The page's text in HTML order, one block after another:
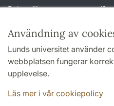
Användning av
Lunds universitet använder
webbplatsen fungerar
upplevelse.
Läs mer i vår cookiepolicy
Behandling av personuppgifter
TYPO3-login
Följ oss i sociala medier